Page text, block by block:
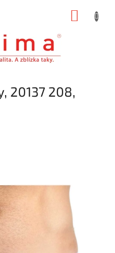
20137 208,